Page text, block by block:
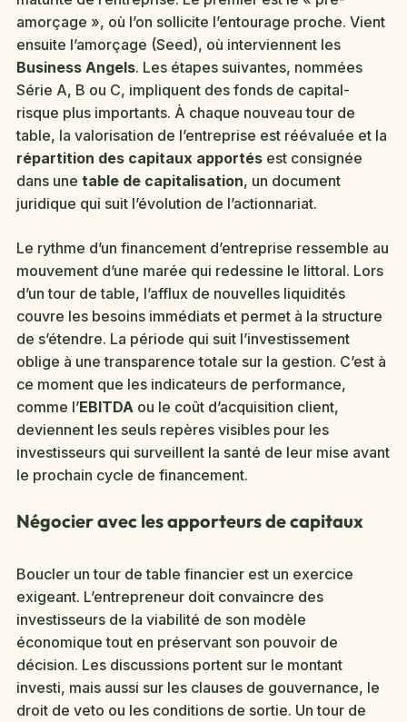
amorçage », où l’on sollicite l’entourage proche. Vient
ensuite l’amorçage (Seed), où interviennent les
Business Angels. Les étapes suivantes, nommées
Série A, B ou C, impliquent des fonds de capital-
risque plus importants. À chaque nouveau tour de
table, la valorisation de l’entreprise est réévaluée et la
répartition des capitaux apportés est consignée
dans une table de capitalisation, un document
juridique qui suit l’évolution de l’actionnariat.
Le rythme d’un financement d’entreprise ressemble au
mouvement d’une marée qui redessine le littoral. Lors
d’un tour de table, l’afflux de nouvelles liquidités
couvre les besoins immédiats et permet à la structure
de s’étendre. La période qui suit l’investissement
oblige à une transparence totale sur la gestion. C’est à
ce moment que les indicateurs de performance,
comme l’EBITDA ou le coût d’acquisition client,
deviennent les seuls repères visibles pour les
investisseurs qui surveillent la santé de leur mise avant
le prochain cycle de financement.
Négocier avec les apporteurs de capitaux
Boucler un tour de table financier est un exercice
exigeant. L’entrepreneur doit convaincre des
investisseurs de la viabilité de son modèle
économique tout en préservant son pouvoir de
décision. Les discussions portent sur le montant
investi, mais aussi sur les clauses de gouvernance, le
droit de veto ou les conditions de sortie. Un tour de